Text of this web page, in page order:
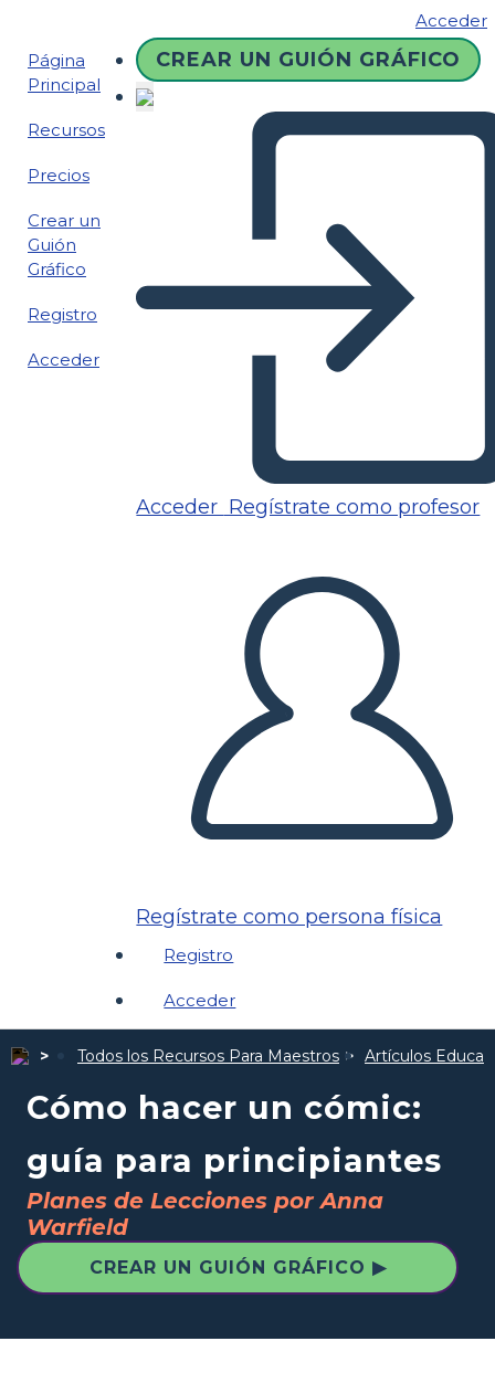
Acceder
Página
Principal
Recursos
Precios
Crear un
Guión
Gráfico
Registro
Acceder
CREAR UN GUIÓN GRÁFICO
Acceder Regístrate como profesor
Regístrate como persona física
Registro
Acceder
Todos los Recursos Para Maestros Artículos
Cómo hacer un cómic:
guía para principiantes
Planes de Lecciones por Anna
Warfield
CREAR UN GUIÓN GRÁFICO ▶